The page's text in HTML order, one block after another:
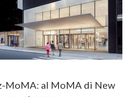
MoMA: al MoMA di New